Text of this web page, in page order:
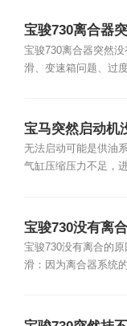
宝骏730离合器
宝骏730离合器突然
滑、变速箱问题、过
宝马突然启动机
无法启动可能是供油
气缸压缩压力不足，
宝骏730没有离
宝骏730没有离合的
滑：因为离合器系统